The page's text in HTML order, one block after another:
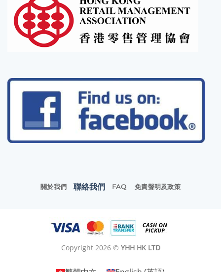
關於我們 聯絡我們 FAQ 免責聲明及政策
Copyright 2026 © YHH HK LTD